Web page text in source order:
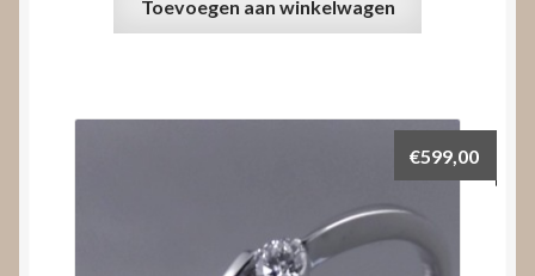
Toevoegen aan winkelwagen
€599,00